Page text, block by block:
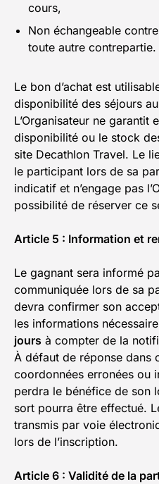
cours,
Non échangeable
toute autre contrepartie.
Le bon d’achat est
disponibilité des séjours
L’Organisateur ne garantit
disponibilité ou le stock
site Decathlon Travel. Le
le participant lors de sa
indicatif et n’engage pas
possibilité de réserver ce
Article 5 : Information et
Le gagnant sera informé
communiquée lors de sa
devra confirmer son
les informations
jours à compter de la
À défaut de réponse dans
coordonnées erronées ou
perdra le bénéfice de son
sort pourra être effectué.
transmis par voie
lors de l’inscription.
Article 6 : Validité de la